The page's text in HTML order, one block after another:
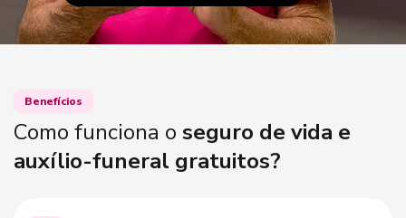
Benefícios
Como funciona o seguro de vida e
auxílio-funeral gratuitos?